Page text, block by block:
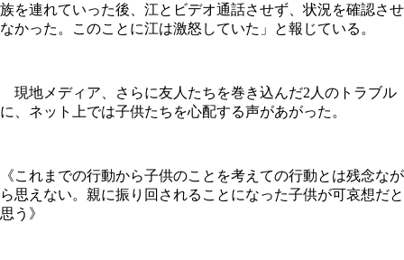
族を連れていった後、江とビデオ通話させず、状況を確認させ
なかった。このことに江は激怒していた」と報じている。
現地メディア、さらに友人たちを巻き込んだ2人のトラブル
に、ネット上では子供たちを心配する声があがった。
《これまでの行動から子供のことを考えての行動とは残念なが
ら思えない。親に振り回されることになった子供が可哀想だと
思う》